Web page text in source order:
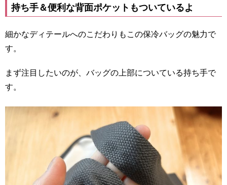
持ち手＆便利な背面ポケットもついているよ
細かなディテールへのこだわりもこの保冷バッグの魅力で
す。
まず注目したいのが、バッグの上部についている持ち手で
す。